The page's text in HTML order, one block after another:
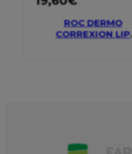
ROC DERMO
CORREXION LIP